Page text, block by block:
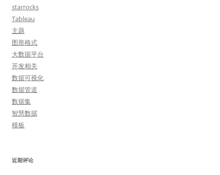
starrocks
Tableau
主题
图形格式
大数据平台
开发相关
数据可视化
数据管道
数据集
智慧数据
模板
近期评论